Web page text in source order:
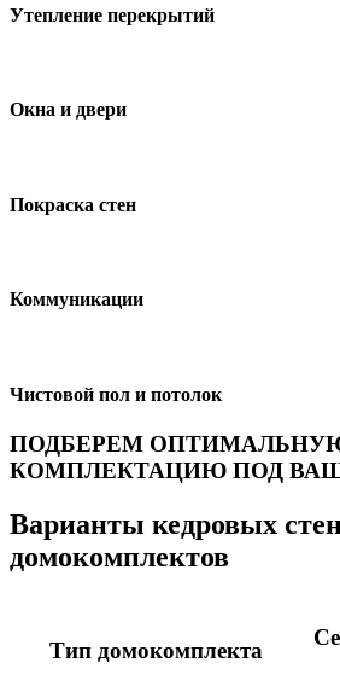
Утепление перекрытий
Окна и двери
Покраска стен
Коммуникации
Чистовой пол и потолок
ПОДБЕРЕМ
КОМПЛЕКТАЦИЮ ПОД
Варианты кедровых
домокомплектов
Тип домокомплекта